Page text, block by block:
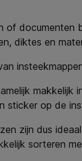
of
diktes en
sticker op de
zijn dus
sorteren